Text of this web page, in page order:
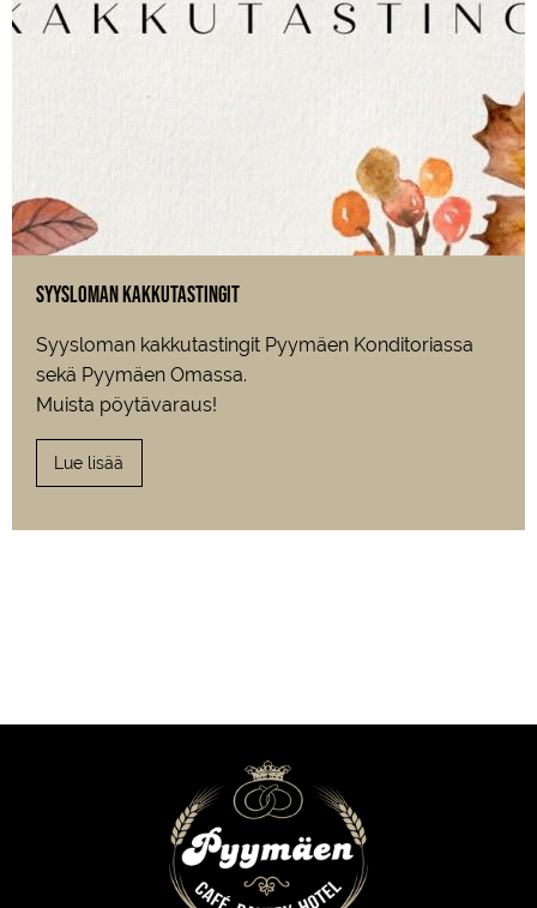
Syysloman kakkutastingit
Syysloman kakkutastingit Pyymäen Konditoriassa
sekä Pyymäen Omassa.
Muista pöytävaraus!
Lue lisää